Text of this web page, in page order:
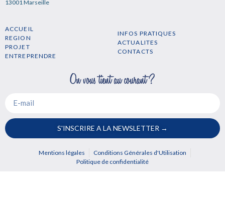
13001 Marseille
ACCUEIL
REGION
PROJET
ENTREPRENDRE
INFOS PRATIQUES
ACTUALITES
CONTACTS
S'INSCRIRE A LA NEWSLETTER →
Mentions légales
Conditions Générales d'Utilisation
Politique de confidentialité